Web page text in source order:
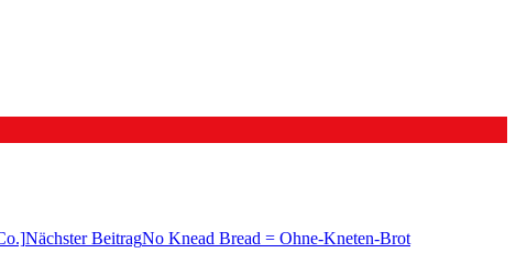
Nächster BeitragNo Knead Bread = Ohne-Kneten-Brot